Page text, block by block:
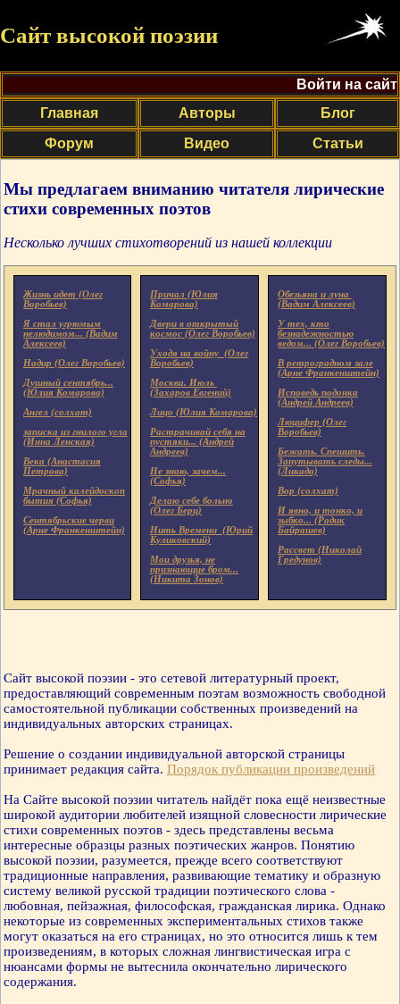
Сайт высокой поэзии
Войти на сайт
Главная
Авторы
Блог
Форум
Видео Статьи
Мы предлагаем вниманию читателя лирические
стихи современных поэтов
Несколько лучших стихотворений из нашей коллекции
Жизнь идет (Олег
Воробьев)
Я стал угрюмым
нелюдимом... (Вадим
Алексеев)
Надир (Олег Воробьев)
Душный сентябрь...
(Юлия Комарова)
Ангел (солхат)
записка из гнилого угла
(Инна Ленская)
Века (Анастасия
Петрова)
Мрачный калейдоскоп
бытия (Софья)
Сентябрьские черви
(Арне Франкенштейн)
Причал (Юлия
Комарова)
Двери в открытый
космос (Олег Воробьев)
Уходя на войну (Олег
Воробьев)
Москва. Июль
(Захаров Евгений)
Лицо (Юлия Комарова)
Растрачивай себя на
пустяки... (Андрей
Андреев)
Не знаю, зачем...
(Софья)
Делаю себе больно
(Олег Берц)
Нить Времени (Юрий
Куликовский)
Мои друзья, не
признающие бром...
(Никита Зонов)
Обезьяна и луна
(Вадим Алексеев)
У тех, кто
безнадежностью
ведом... (Олег Воробьев)
В ретроградном зале
(Арне Франкенштейн)
Исповедь подонка
(Андрей Андреев)
Люцифер (Олег
Воробьев)
Бежать. Спешить.
Запутывать следы...
(Ликада)
Вор (солхат)
И явно, и тонко, и
зыбко... (Радик
Байрашев)
Рассвет (Николай
Гредунов)
Сайт высокой поэзии - это сетевой литературный проект,
предоставляющий современным поэтам возможность свободной
самостоятельной публикации собственных произведений на
индивидуальных авторских страницах.
Решение о создании индивидуальной авторской страницы
принимает редакция сайта. Порядок публикации произведений
На Сайте высокой поэзии читатель найдёт пока ещё неизвестные
широкой аудитории любителей изящной словесности лирические
стихи современных поэтов - здесь представлены весьма
интересные образцы разных поэтических жанров. Понятию
высокой поэзии, разумеется, прежде всего соответствуют
традиционные направления, развивающие тематику и образную
систему великой русской традиции поэтического слова -
любовная, пейзажная, философская, гражданская лирика. Однако
некоторые из современных экспериментальных стихов также
могут оказаться на его страницах, но это относится лишь к тем
произведениям, в которых сложная лингвистическая игра с
нюансами формы не вытеснила окончательно лирического
содержания.